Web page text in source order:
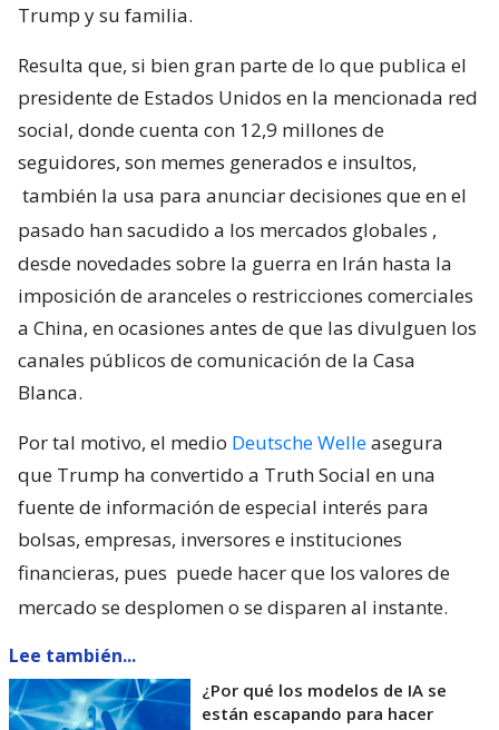
Trump y su familia.
Resulta que, si bien gran parte de lo que publica el
presidente de Estados Unidos en la mencionada red
social, donde cuenta con 12,9 millones de
seguidores, son memes generados e insultos,
también la usa para anunciar decisiones que en el
pasado han sacudido a los mercados globales ,
desde novedades sobre la guerra en Irán hasta la
imposición de aranceles o restricciones comerciales
a China, en ocasiones antes de que las divulguen los
canales públicos de comunicación de la Casa
Blanca.
Por tal motivo, el medio Deutsche Welleasegura
que Trump ha convertido a Truth Social en una
fuente de información de especial interés para
bolsas, empresas, inversores e instituciones
financieras, pues puede hacer que los valores de
mercado se desplomen o se disparen al instante.
Lee también...
¿Por qué los modelos de IA se
están escapando para hacer